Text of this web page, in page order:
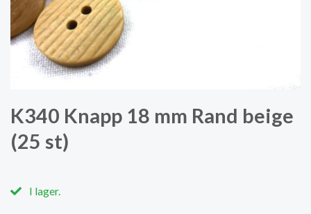
K340 Knapp 18 mm Rand beige
(25 st)
I lager.